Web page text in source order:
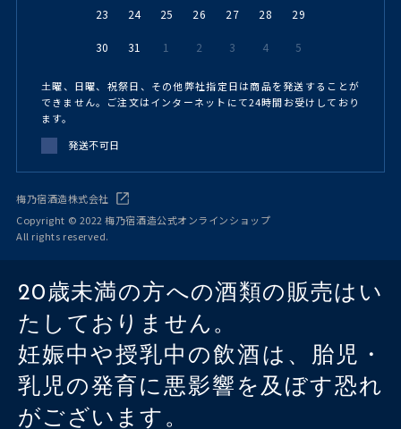
23 24 25 26 27 28 29
30 31 1 2 3 4 5
土曜、日曜、祝祭日、その他弊社指定日は商品を発送することが
できません。ご注文はインターネットにて24時間お受けしており
ます。
発送不可日
梅乃宿酒造株式会社
Copyright © 2022 梅乃宿酒造公式オンラインショップ
All rights reserved.
20歳未満の方への酒類の販売はい
たしておりません。
妊娠中や授乳中の飲酒は、胎児・
乳児の発育に悪影響を及ぼす恐れ
がございます。